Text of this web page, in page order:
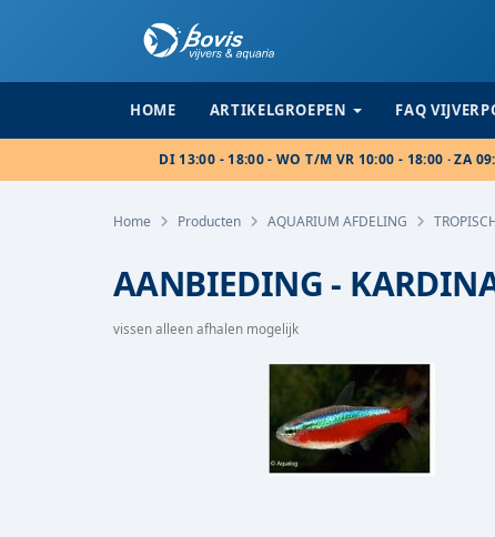
HOME ARTIKELGROEPEN FAQ
DI 13:00 - 18:00 - WO T/M VR 10:00 - 18:00 · ZA
Home Producten AQUARIUM AFDELING
AANBIEDING -
vissen alleen afhalen mogelijk